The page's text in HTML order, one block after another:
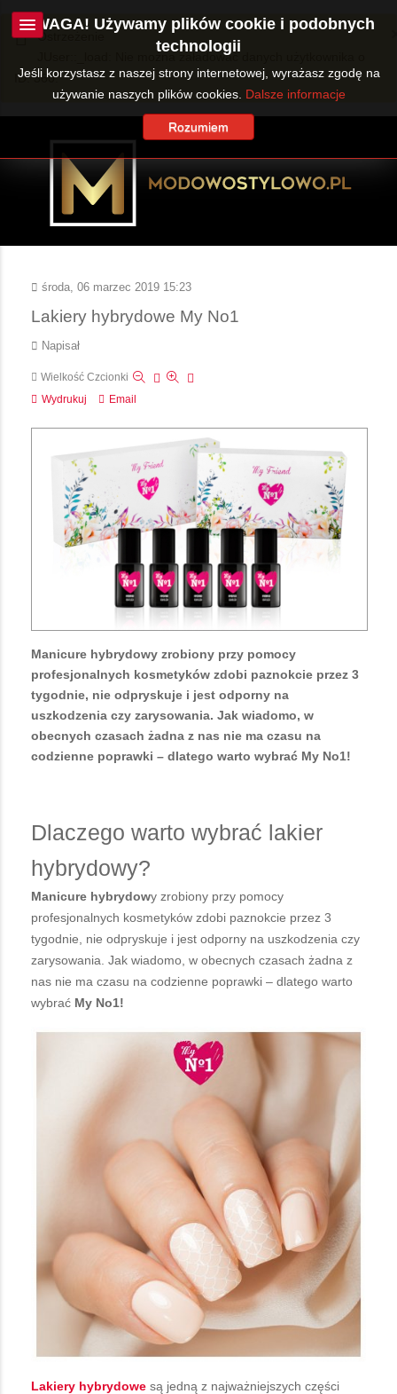
Ostrzeżenie
JUser::_load: Nie można załadować danych użytkownika o
ID: 360.
środa, 06 marzec 2019 15:23
Lakiery hybrydowe My No1
Napisał
Wielkość Czcionki
Wydrukuj
Email
Manicure hybrydowy zrobiony przy pomocy
profesjonalnych kosmetyków zdobi paznokcie przez 3
tygodnie, nie odpryskuje i jest odporny na
uszkodzenia czy zarysowania. Jak wiadomo, w
obecnych czasach żadna z nas nie ma czasu na
codzienne poprawki – dlatego warto wybrać My No1!
Dlaczego warto wybrać lakier
hybrydowy?
Manicure hybrydowy zrobiony przy pomocy
profesjonalnych kosmetyków zdobi paznokcie przez 3
tygodnie, nie odpryskuje i jest odporny na uszkodzenia czy
zarysowania. Jak wiadomo, w obecnych czasach żadna z
nas nie ma czasu na codzienne poprawki – dlatego warto
wybrać My No1!
Lakiery hybrydowe są jedną z najważniejszych części
UWAGA! Używamy plików cookie i podobnych
technologii
Jeśli korzystasz z naszej strony internetowej, wyrażasz zgodę na
używanie naszych plików cookies. Dalsze informacje
Rozumiem